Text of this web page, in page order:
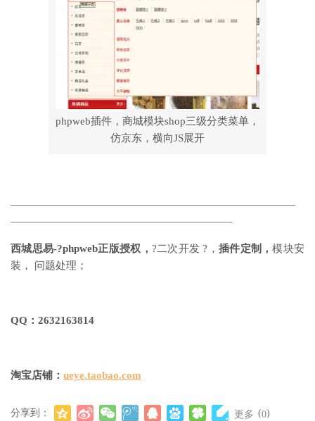
phpweb插件，商城模块shop三级分类菜单，
仿京东，横向JS展开
———————————————————————————
—————————————————————
西城思易-?phpweb正版授权， ?二次开发 ?，插件定制，模块安
装， 问题处理；
QQ：2632163814
淘宝店铺： ueye.taobao.com
分享到： 更多 (0)